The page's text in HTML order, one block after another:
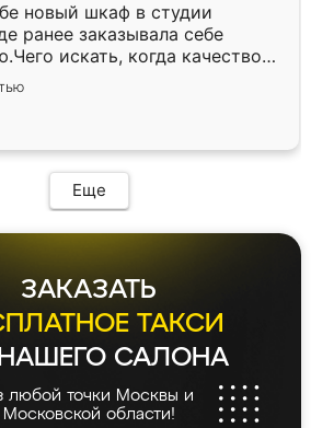
новый шкаф в студии
ранее заказывала себе
искать, когда качеством
Служит кухня уже почти
нет.
Еще
ЗАКАЗАТЬ
ТАКСИ
САЛОНА
любой точки Москвы и
Московской области!